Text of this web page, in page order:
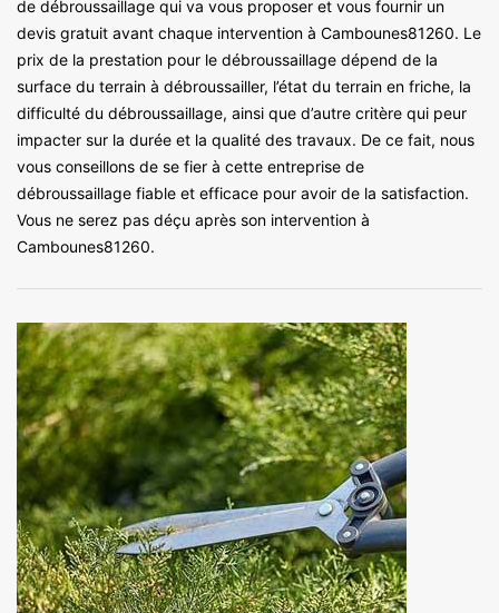
de débroussaillage qui va vous proposer et vous fournir un
devis gratuit avant chaque intervention à Cambounes81260. Le
prix de la prestation pour le débroussaillage dépend de la
surface du terrain à débroussailler, l’état du terrain en friche, la
difficulté du débroussaillage, ainsi que d’autre critère qui peur
impacter sur la durée et la qualité des travaux. De ce fait, nous
vous conseillons de se fier à cette entreprise de
débroussaillage fiable et efficace pour avoir de la satisfaction.
Vous ne serez pas déçu après son intervention à
Cambounes81260.